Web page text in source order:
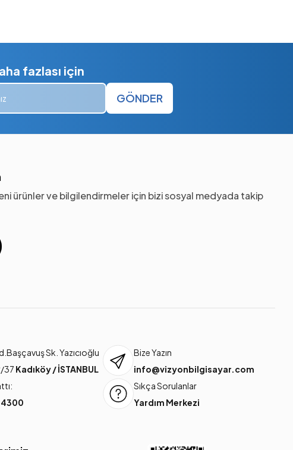
fazlası için
GÖNDER
ürünler ve bilgilendirmeler için bizi sosyal medyada takip
Sk. Yazıcıoğlu
37 Kadıköy / İSTANBUL
Bize Yazın
info@vizyonbilgisayar.com
4300
Sıkça Sorulanlar
Yardım Merkezi